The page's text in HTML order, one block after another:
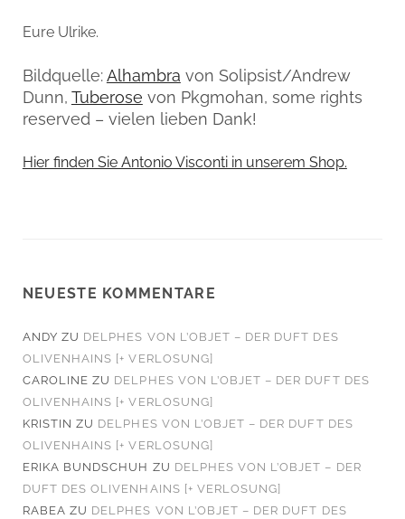
Eure Ulrike.
Bildquelle:Alhambra von Solipsist/Andrew
Dunn, Tuberose von Pkgmohan, some rights
reserved – vielen lieben Dank!
Hier finden Sie Antonio Visconti in unserem Shop.
NEUESTE KOMMENTARE
ANDY ZU DELPHES VON L’OBJET – DER DUFT DES
OLIVENHAINS [+ VERLOSUNG]
CAROLINE ZU DELPHES VON L’OBJET – DER DUFT DES
OLIVENHAINS [+ VERLOSUNG]
KRISTIN ZU DELPHES VON L’OBJET – DER DUFT DES
OLIVENHAINS [+ VERLOSUNG]
ERIKA BUNDSCHUH ZU DELPHES VON L’OBJET – DER
DUFT DES OLIVENHAINS [+ VERLOSUNG]
RABEA ZU DELPHES VON L’OBJET – DER DUFT DES